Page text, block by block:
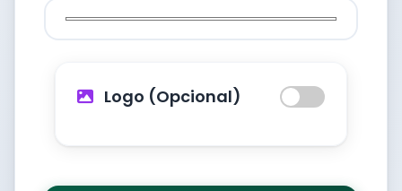
Logo (Opcional)